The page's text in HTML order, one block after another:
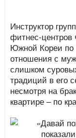
Инструктор
фитнес-центров
Южной Кореи
отношения с
слишком
традиций в его
несмотря на
квартире – по